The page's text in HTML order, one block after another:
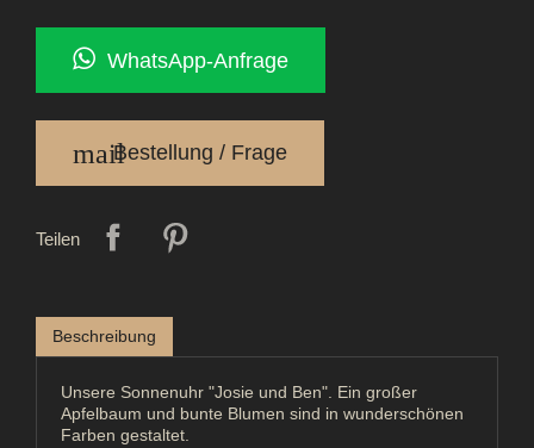
WhatsApp-Anfrage
mailBestellung / Frage
Teilen
Beschreibung
Unsere Sonnenuhr "Josie und Ben". Ein großer
Apfelbaum und bunte Blumen sind in wunderschönen
Farben gestaltet.